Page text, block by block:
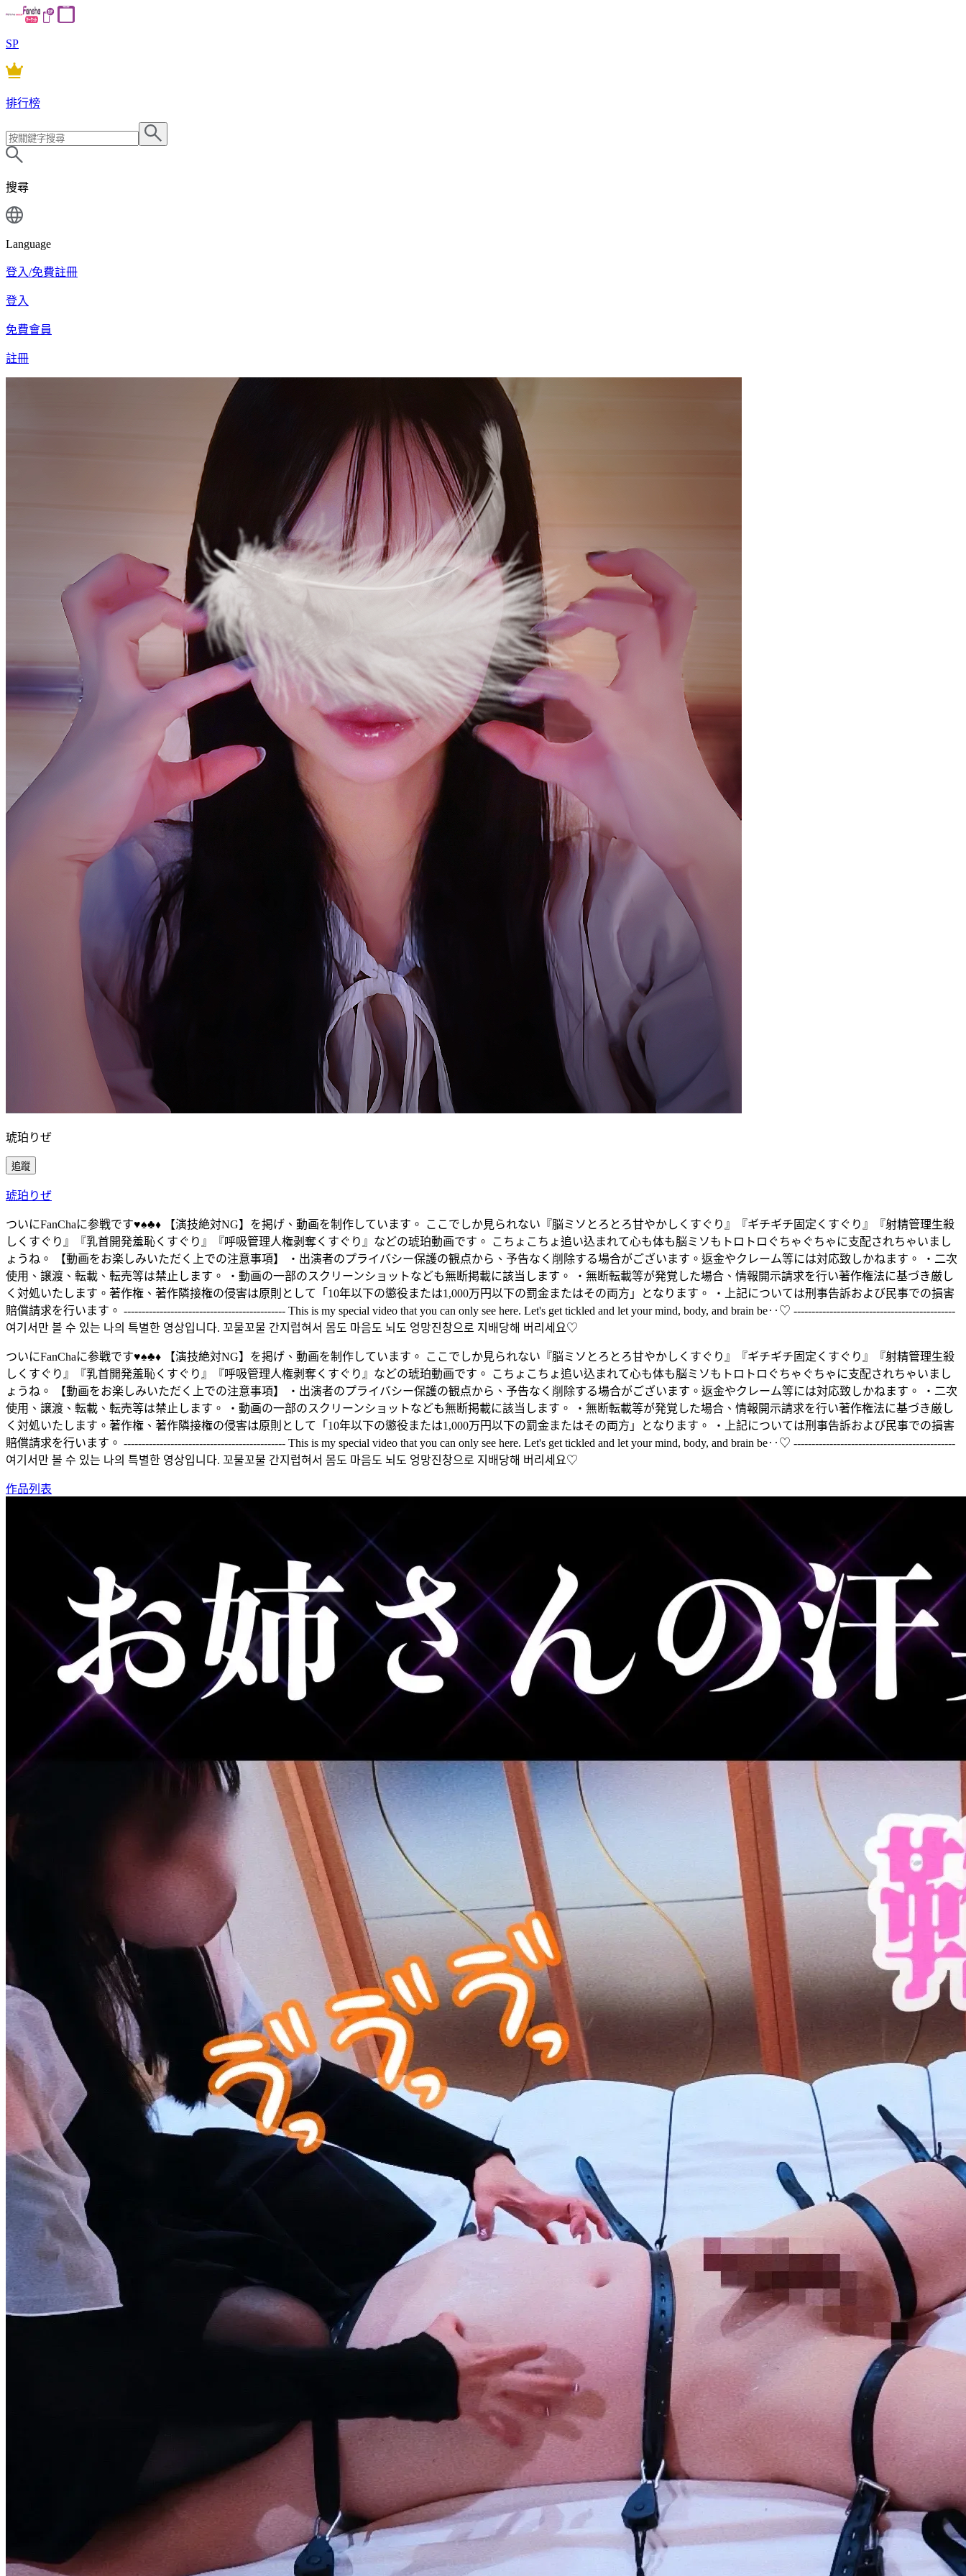
SP
排行榜
搜尋
Language
登入/免費註冊
登入
免費會員
註冊
琥珀りぜ
追蹤
琥珀りぜ
ついにFanChaに参戦です♥︎♠︎♣︎♦︎ 【演技絶対NG】を掲げ、動画を制作しています。 ここでしか見られない『脳ミソとろとろ甘やかしくすぐり』『ギチギチ固定くすぐり』『射精管理生殺
しくすぐり』『乳首開発羞恥くすぐり』『呼吸管理人権剥奪くすぐり』などの琥珀動画です。 こちょこちょ追い込まれて心も体も脳ミソもトロトロぐちゃぐちゃに支配されちゃいまし
ょうね。 【動画をお楽しみいただく上での注意事項】 ・出演者のプライバシー保護の観点から、予告なく削除する場合がございます。返金やクレーム等には対応致しかねます。 ・二次
使用、譲渡、転載、転売等は禁止します。 ・動画の一部のスクリーンショットなども無断掲載に該当します。 ・無断転載等が発覚した場合、情報開示請求を行い著作権法に基づき厳し
く対処いたします。著作権、著作隣接権の侵害は原則として「10年以下の懲役または1,000万円以下の罰金またはその両方」となります。 ・上記については刑事告訴および民事での損害
賠償請求を行います。 --------------------------------------------- This is my special video that you can only see here. Let's get tickled and let your mind, body, and brain be‥♡ ---------------------------------------------
여기서만 볼 수 있는 나의 특별한 영상입니다. 꼬물꼬물 간지럽혀서 몸도 마음도 뇌도 엉망진창으로 지배당해 버리세요♡
ついにFanChaに参戦です♥︎♠︎♣︎♦︎ 【演技絶対NG】を掲げ、動画を制作しています。 ここでしか見られない『脳ミソとろとろ甘やかしくすぐり』『ギチギチ固定くすぐり』『射精管理生殺
しくすぐり』『乳首開発羞恥くすぐり』『呼吸管理人権剥奪くすぐり』などの琥珀動画です。 こちょこちょ追い込まれて心も体も脳ミソもトロトロぐちゃぐちゃに支配されちゃいまし
ょうね。 【動画をお楽しみいただく上での注意事項】 ・出演者のプライバシー保護の観点から、予告なく削除する場合がございます。返金やクレーム等には対応致しかねます。 ・二次
使用、譲渡、転載、転売等は禁止します。 ・動画の一部のスクリーンショットなども無断掲載に該当します。 ・無断転載等が発覚した場合、情報開示請求を行い著作権法に基づき厳し
く対処いたします。著作権、著作隣接権の侵害は原則として「10年以下の懲役または1,000万円以下の罰金またはその両方」となります。 ・上記については刑事告訴および民事での損害
賠償請求を行います。 --------------------------------------------- This is my special video that you can only see here. Let's get tickled and let your mind, body, and brain be‥♡ ---------------------------------------------
여기서만 볼 수 있는 나의 특별한 영상입니다. 꼬물꼬물 간지럽혀서 몸도 마음도 뇌도 엉망진창으로 지배당해 버리세요♡
作品列表